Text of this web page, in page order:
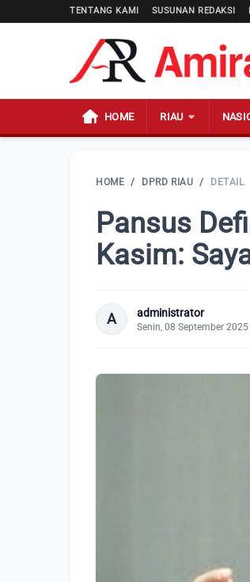
TENTANG KAMI SUSUNAN REDAKSI
HOME RIAU
HOME / DPRD RIAU / DETAIL
Pansus
Kasim:
A administrator
Senin, 08 September